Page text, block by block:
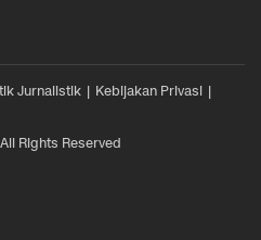
Jurnalistik
Kebijakan Privasi
Rights Reserved